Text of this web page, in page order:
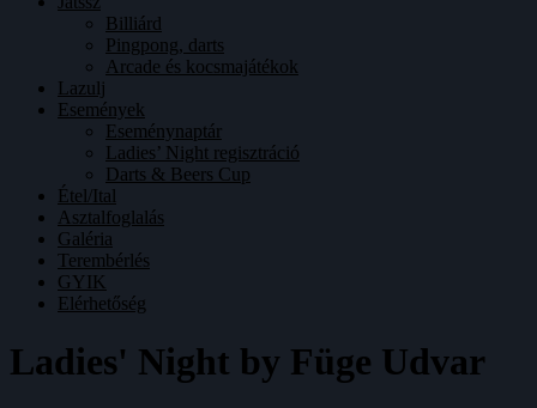
Billiárd
Pingpong, darts
Arcade és kocsmajátékok
Lazulj
Események
Eseménynaptár
Ladies’ Night regisztráció
Darts & Beers Cup
Étel/Ital
Asztalfoglalás
Galéria
Terembérlés
GYIK
Elérhetőség
Ladies' Night by Füge Udvar